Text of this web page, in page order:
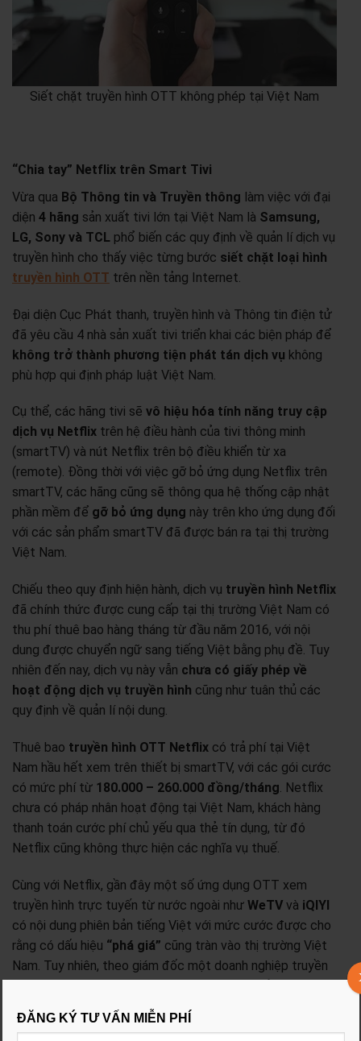
Siết chặt truyền hình OTT không phép tại Việt Nam
“Chia tay” Netflix trên Smart Tivi
Vừa qua Bộ Thông tin và Truyền thông làm việc với đại
diện 4 hãng sản xuất tivi lớn tại Việt Nam là Samsung,
LG, Sony và TCL phổ biến các quy định về quản lí dịch vụ
truyền hình cho thấy việc từng bước siết chặt loại hình
truyền hình OTT trên nền tảng Internet.
Đại diện Cục Phát thanh, truyền hình và Thông tin điện tử
đã yêu cầu 4 nhà sản xuất tivi triển khai các biện pháp để
không trở thành phương tiện phát tán dịch vụ không
phù hợp qui định pháp luật Việt Nam.
Cụ thể, các hãng tivi sẽ vô hiệu hóa tính năng truy cập
dịch vụ Netflix trên hệ điều hành của tivi thông minh
(smartTV) và nút Netflix trên bộ điều khiển từ xa
(remote). Đồng thời với việc gỡ bỏ ứng dụng Netflix trên
smartTV, các hãng cũng sẽ thông qua hệ thống cập nhật
phần mềm để gỡ bỏ ứng dụng này trên kho ứng dụng đối
với các sản phẩm smartTV đã được bán ra tại thị trường
Việt Nam.
Chiếu theo quy định hiện hành, dịch vụ truyền hình Netflix
đã chính thức được cung cấp tại thị trường Việt Nam có
thu phí thuê bao hàng tháng từ đầu năm 2016, với nội
dung được chuyển ngữ sang tiếng Việt bằng phụ đề. Tuy
nhiên đến nay, dịch vụ này vẫn chưa có giấy phép về
hoạt động dịch vụ truyền hình cũng như tuân thủ các
quy định về quản lí nội dung.
Thuê bao truyền hình OTT Netflix có trả phí tại Việt
Nam hầu hết xem trên thiết bị smartTV, với các gói cước
có mức phí từ 180.000 – 260.000 đồng/tháng. Netflix
chưa có pháp nhân hoạt động tại Việt Nam, khách hàng
thanh toán cước phí chủ yếu qua thẻ tín dụng, từ đó
Netflix cũng không thực hiện các nghĩa vụ thuế.
Cùng với Netflix, gần đây một số ứng dụng OTT xem
truyền hình trực tuyến từ nước ngoài như WeTV và iQIYI
có nội dung phiên bản tiếng Việt với mức cước được cho
rằng có dấu hiệu “phá giá” cũng tràn vào thị trường Việt
Nam. Tuy nhiên, theo giám đốc một doanh nghiệp truyền
rút lại phần phụ đề tiếng Việt và không còn niêm yết giá
cước bằng tiền đồng Việt Nam.
ĐĂNG KÝ TƯ VẤN MIỄN PHÍ